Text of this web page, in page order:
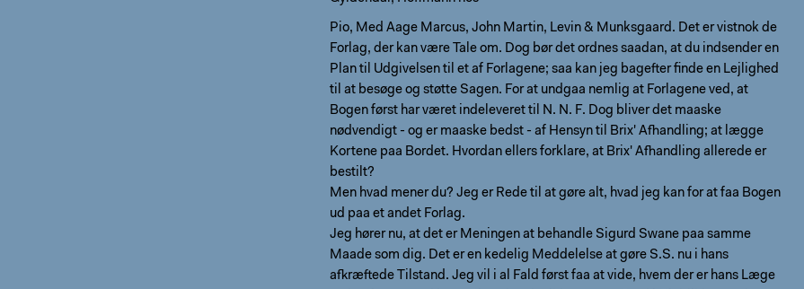
Pio, Med Aage Marcus, John Martin, Levin & Munksgaard. Det er vistnok de
Forlag, der kan være Tale om. Dog bør det ordnes saadan, at du indsender en
Plan til Udgivelsen til et af Forlagene; saa kan jeg bagefter finde en Lejlighed
til at besøge og støtte Sagen. For at undgaa nemlig at Forlagene ved, at
Bogen først har været indeleveret til N. N. F. Dog bliver det maaske
nødvendigt - og er maaske bedst - af Hensyn til Brix' Afhandling; at lægge
Kortene paa Bordet. Hvordan ellers forklare, at Brix' Afhandling allerede er
bestilt?
Men hvad mener du? Jeg er Rede til at gøre alt, hvad jeg kan for at faa Bogen
ud paa et andet Forlag.
Jeg hører nu, at det er Meningen at behandle Sigurd Swane paa samme
Maade som dig. Det er en kedelig Meddelelse at gøre S.S. nu i hans
afkræftede Tilstand. Jeg vil i al Fald først faa at vide, hvem der er hans Læge